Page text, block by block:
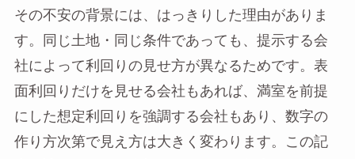
その不安の背景には、はっきりした理由がありま
す。同じ土地・同じ条件であっても、提示する会
社によって利回りの見せ方が異なるためです。表
面利回りだけを見せる会社もあれば、満室を前提
にした想定利回りを強調する会社もあり、数字の
作り方次第で見え方は大きく変わります。この記